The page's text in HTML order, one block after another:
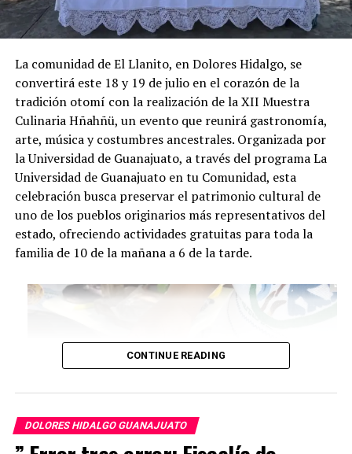
La comunidad de El Llanito, en Dolores Hidalgo, se
convertirá este 18 y 19 de julio en el corazón de la
tradición otomí con la realización de la XII Muestra
Culinaria Hñahñü, un evento que reunirá gastronomía,
arte, música y costumbres ancestrales. Organizada por
la Universidad de Guanajuato, a través del programa La
Universidad de Guanajuato en tu Comunidad, esta
celebración busca preservar el patrimonio cultural de
uno de los pueblos originarios más representativos del
estado, ofreciendo actividades gratuitas para toda la
familia de 10 de la mañana a 6 de la tarde.
CONTINUE READING
DOLORES HIDALGO GUANAJUATO